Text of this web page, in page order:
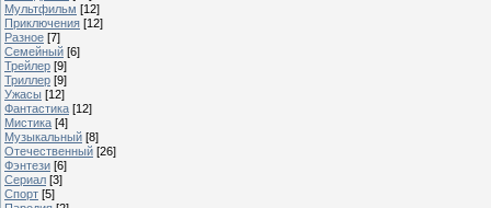
Мультфильм [12]
Приключения [12]
Разное [7]
Семейный [6]
Трейлер [9]
Триллер [9]
Ужасы [12]
Фантастика [12]
Мистика [4]
Музыкальный [8]
Отечественный [26]
Фэнтези [6]
Сериал [3]
Спорт [5]